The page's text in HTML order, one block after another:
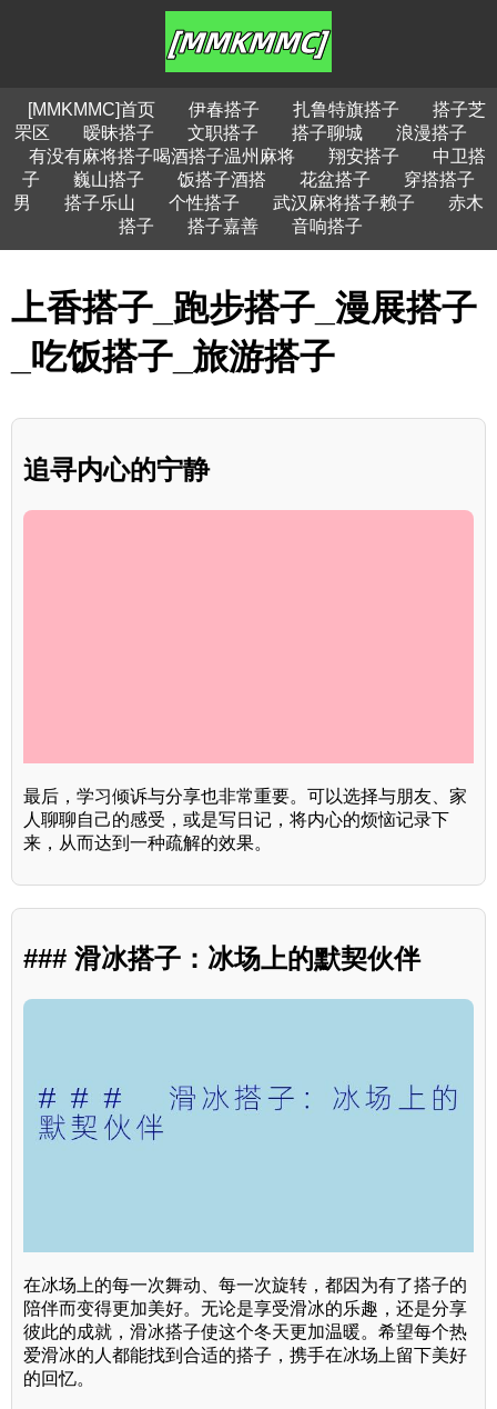
[MMKMMC]首页 伊春搭子 扎鲁特旗搭子
搭子芝
罘区
暧昧搭子 文职搭子 搭子聊城
浪漫搭子
有没有麻将搭子喝酒搭子温州麻将
翔安搭子
中卫搭
子
巍山搭子 饭搭子酒搭 花盆搭子
穿搭搭子
男
搭子乐山 个性搭子 武汉麻将搭子赖子
赤木
搭子
搭子嘉善 音响搭子
上香搭子_跑步搭子_漫展搭子
_吃饭搭子_旅游搭子
追寻内心的宁静
最后，学习倾诉与分享也非常重要。可以选择与朋友、家
人聊聊自己的感受，或是写日记，将内心的烦恼记录下
来，从而达到一种疏解的效果。
### 滑冰搭子：冰场上的默契伙伴
在冰场上的每一次舞动、每一次旋转，都因为有了搭子的
陪伴而变得更加美好。无论是享受滑冰的乐趣，还是分享
彼此的成就，滑冰搭子使这个冬天更加温暖。希望每个热
爱滑冰的人都能找到合适的搭子，携手在冰场上留下美好
的回忆。